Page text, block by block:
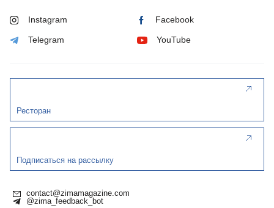
Instagram Facebook
Telegram YouTube
Ресторан
Подписаться на рассылку
contact@zimamagazine.com
@zima_feedback_bot